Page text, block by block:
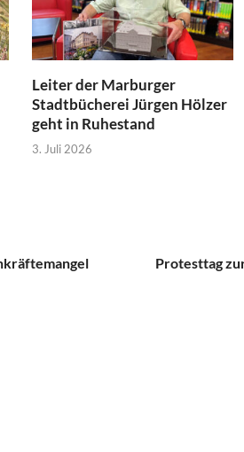
Leiter der Marburger
Stadtbücherei Jürgen Hölzer
geht in Ruhestand
3. Juli 2026
Protesttag